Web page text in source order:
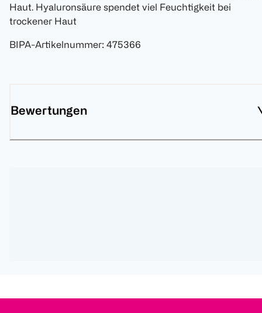
Haut. Hyaluronsäure spendet viel Feuchtigkeit bei
trockener Haut
BIPA-Artikelnummer: 475366
Bewertungen